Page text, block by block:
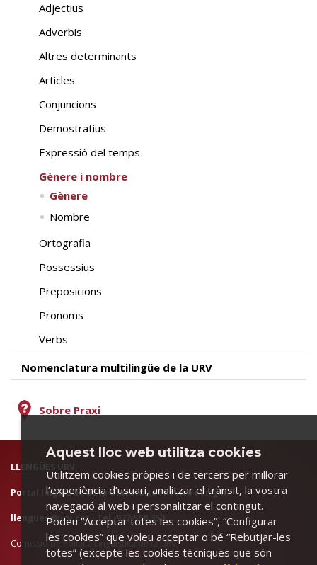
Adjectius
Adverbis
Altres determinants
Articles
Conjuncions
Demostratius
Expressió del temps
Gènere i nombre
Gènere
Nombre
Ortografia
Possessius
Preposicions
Pronoms
Verbs
Nomenclatura multilingüe de la URV
Sobre Praxi
LLENGÜES URV
Portal lingüístic de la Universitat Rovira i Virgili
llengues@urv.cat· Tel. 977 558 359
Comissió de Política Lingüística de la URV
Aquest lloc web utilitza cookies
Utilitzem cookies pròpies i de tercers per millorar
l’experiència d’usuari, analitzar el trànsit, la vostra
navegació al web i personalitzar el contingut.
Podeu “Acceptar totes les cookies”, “Configurar
les cookies” que voleu acceptar o bé “Rebutjar-les
totes” (excepte les cookies tècniques que són